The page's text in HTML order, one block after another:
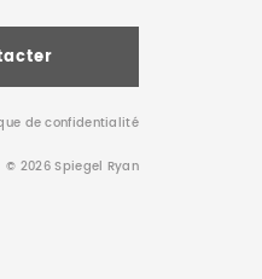
de confidentialité
© 2026 Spiegel Ryan